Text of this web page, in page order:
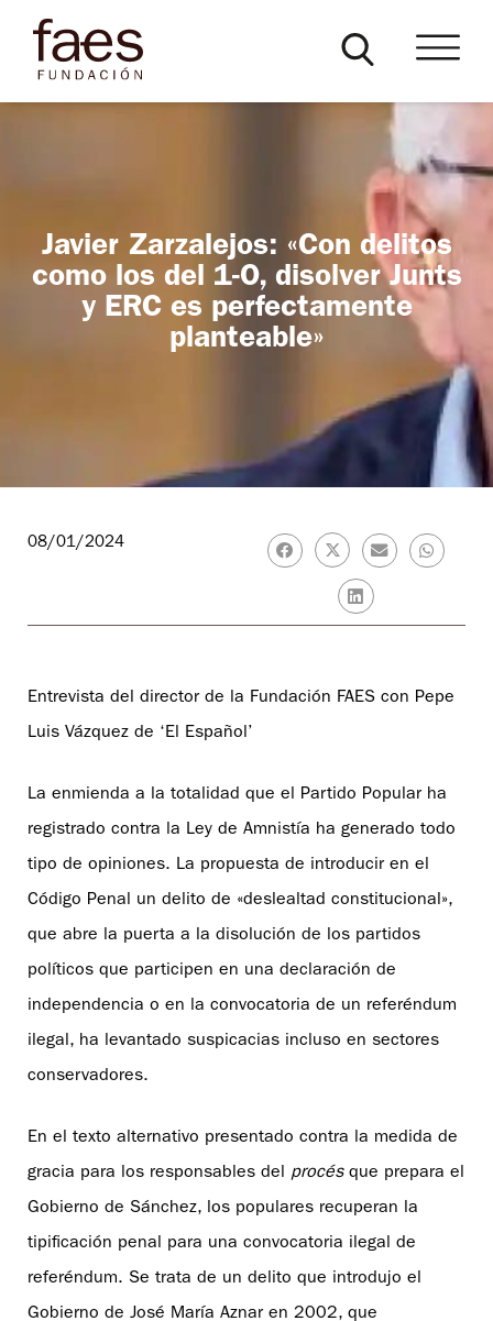
Javier Zarzalejos: «Con delitos
como los del 1-O, disolver Junts
y ERC es perfectamente
planteable»
08/01/2024
Entrevista del director de la Fundación FAES con Pepe
Luis Vázquez de ‘El Español’
La enmienda a la totalidad que el Partido Popular ha
registrado contra la Ley de Amnistía ha generado todo
tipo de opiniones. La propuesta de introducir en el
Código Penal un delito de «deslealtad constitucional»,
que abre la puerta a la disolución de los partidos
políticos que participen en una declaración de
independencia o en la convocatoria de un referéndum
ilegal, ha levantado suspicacias incluso en sectores
conservadores.
En el texto alternativo presentado contra la medida de
gracia para los responsables del procésque prepara el
Gobierno de Sánchez, los populares recuperan la
tipificación penal para una convocatoria ilegal de
referéndum. Se trata de un delito que introdujo el
Gobierno de José María Aznar en 2002, que